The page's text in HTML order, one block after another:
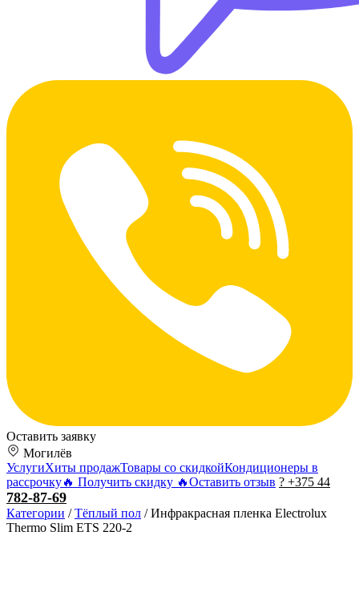
Оставить заявку
Могилёв
УслугиХиты продажТовары со скидкойКондиционеры в
рассрочку🔥 Получить скидку 🔥Оставить отзыв ? +375 44
782-87-69
Категории /Тёплый пол /Инфракрасная пленка Electrolux
Thermo Slim ETS 220-2